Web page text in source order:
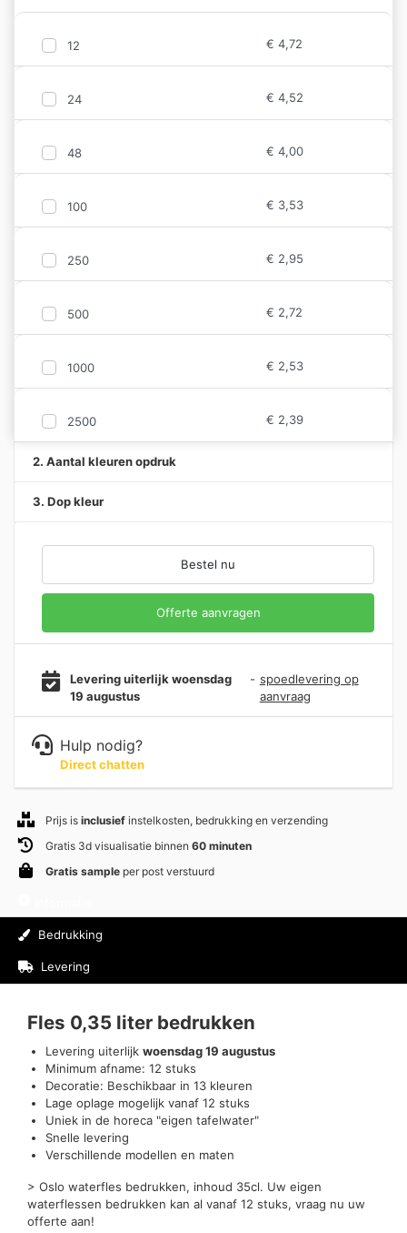
12 € 4,72
24 € 4,52
48 € 4,00
100 € 3,53
250 € 2,95
500 € 2,72
1000 € 2,53
2500 € 2,39
2. Aantal kleuren opdruk
3. Dop kleur
Bestel nu
Offerte aanvragen
Levering uiterlijk woensdag
19 augustus
- spoedlevering op
aanvraag
Hulp nodig?
Direct chatten
Prijs is inclusief instelkosten, bedrukking en verzending
Gratis 3d visualisatie binnen 60 minuten
Gratis sample per post verstuurd
Bedrukking
Levering
Fles 0,35 liter bedrukken
Levering uiterlijk woensdag 19 augustus
Minimum afname: 12 stuks
Decoratie: Beschikbaar in 13 kleuren
Lage oplage mogelijk vanaf 12 stuks
Uniek in de horeca "eigen tafelwater"
Snelle levering
Verschillende modellen en maten
> Oslo waterfles bedrukken, inhoud 35cl. Uw eigen
waterflessen bedrukken kan al vanaf 12 stuks, vraag nu uw
offerte aan!